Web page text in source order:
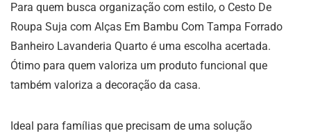
Para quem busca organização com estilo, o Cesto De
Roupa Suja com Alças Em Bambu Com Tampa Forrado
Banheiro Lavanderia Quarto é uma escolha acertada.
Ótimo para quem valoriza um produto funcional que
também valoriza a decoração da casa.
Ideal para famílias que precisam de uma solução